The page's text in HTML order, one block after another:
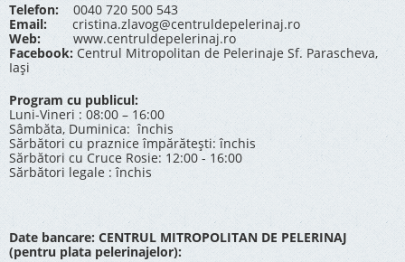
Telefon: 0040 720 500 543
Email:
cristina.zlavog@centruldepelerinaj.ro
Web:
www.centruldepelerinaj.ro
Facebook: Centrul Mitropolitan de Pelerinaje Sf. Parascheva,
Iași
Program cu publicul:
Luni-Vineri : 08:00 – 16:00
Sâmbăta, Duminica: închis
Sărbători cu praznice împărătești: închis
Sărbători cu Cruce Rosie: 12:00 - 16:00
Sărbători legale : închis
Date bancare: CENTRUL MITROPOLITAN DE PELERINAJ
(pentru plata pelerinajelor):